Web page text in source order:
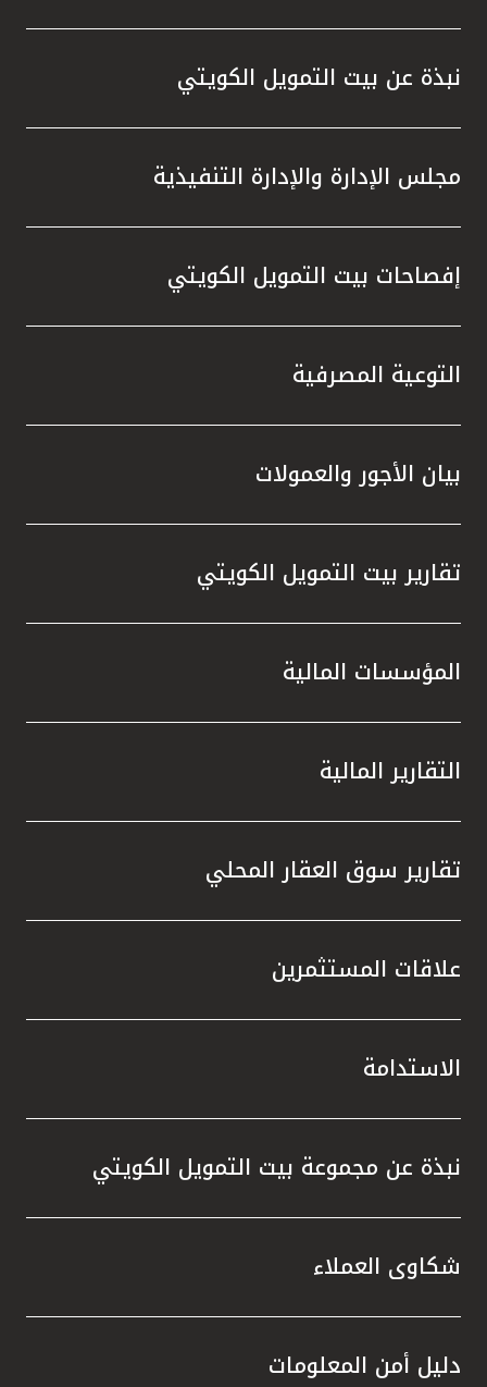
نبذة عن بيت التمويل الكويتي
مجلس الإدارة والإدارة التنفيذية
إفصاحات بيت التمويل الكويتي
التوعية المصرفية
بيان الأجور والعمولات
تقارير بيت التمويل الكويتي
المؤسسات المالية
التقارير المالية
تقارير سوق العقار المحلي
علاقات المستثمرين
الاستدامة
نبذة عن مجموعة بيت التمويل الكويتي
شكاوى العملاء
دليل أمن المعلومات